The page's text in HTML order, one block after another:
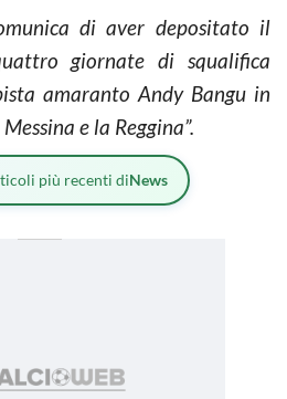
di aver depositato il
giornate di squalifica
amaranto Andy Bangu in
e la Reggina”.
più recenti diNews